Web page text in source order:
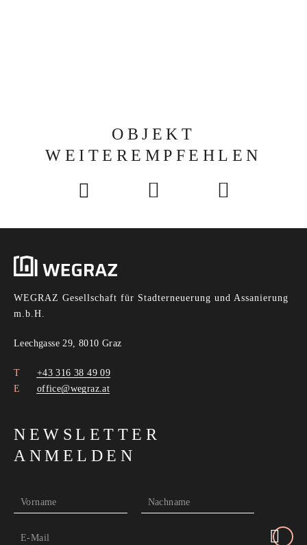
OBJEKT
WEITEREMPFEHLEN
WEGRAZ Gesellschaft für Stadterneuerung und Assanierung
m.b.H.
Leechgasse 29, 8010 Graz
+43 316 38 49 09
office@wegraz.at
NEWSLETTER
ANMELDEN
Vorname Nachname
E-Mail